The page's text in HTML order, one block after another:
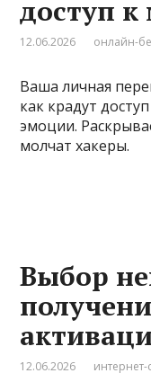
доступ
12.06.2026 онлайн-
Ваша личная
как крадут
эмоции.
молчат хакеры.
Выбор
12.06.2026